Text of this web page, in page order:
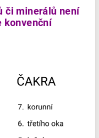
či minerálů není
konvenční